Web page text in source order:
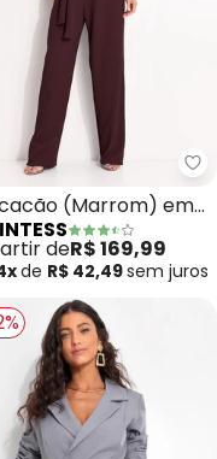
Macacão (Floral
(Marrom) em
Texturizada
deR$ 169,99
de R$ 42,49sem juros